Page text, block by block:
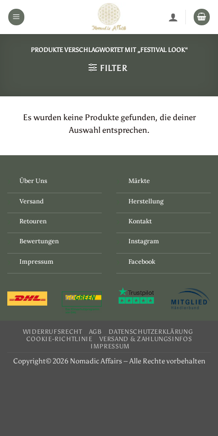
Inhalt
PRODUKTE VERSCHLAGWORTET MIT „FESTIVAL LOOK“
FILTER
Es wurden keine Produkte gefunden, die deiner
Auswahl entsprechen.
Über Uns
Versand
Retouren
Bewertungen
Impressum
Märkte
Herstellung
Kontakt
Instagram
Facebook
WIDERRUFSRECHT AGB
DATENSCHUTZERKLÄRUNG
COOKIE-RICHTLINIE
VERSAND & ZAHLUNGSINFOS
IMPRESSUM
Copyright© 2026 Nomadic Affairs – Alle Rechte vorbehalten